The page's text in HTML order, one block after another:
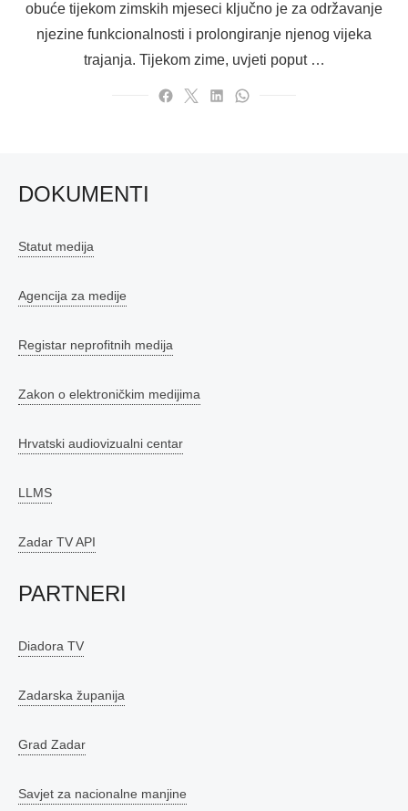
obuće tijekom zimskih mjeseci ključno je za održavanje
njezine funkcionalnosti i prolongiranje njenog vijeka
trajanja. Tijekom zime, uvjeti poput …
DOKUMENTI
Statut medija
Agencija za medije
Registar neprofitnih medija
Zakon o elektroničkim medijima
Hrvatski audiovizualni centar
LLMS
Zadar TV API
PARTNERI
Diadora TV
Zadarska županija
Grad Zadar
Savjet za nacionalne manjine